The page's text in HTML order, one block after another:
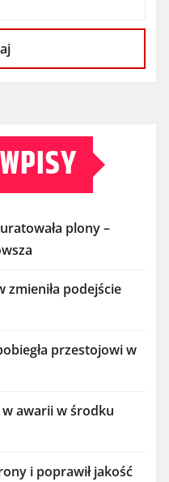
plony –
zmieniła podejście
przestojowi w
w awarii w środku
i poprawił jakość